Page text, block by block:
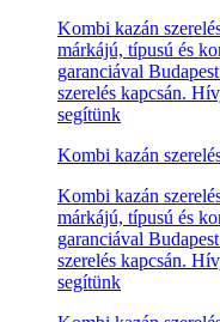
Kombi kazán
márkájú, típusú és
garanciával
szerelés kapcsán.
segítünk
Kombi kazán
Kombi kazán
márkájú, típusú és
garanciával
szerelés kapcsán.
segítünk